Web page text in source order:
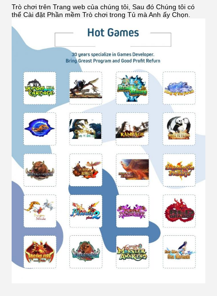
Trò chơi trên Trang web của chúng tôi, Sau đó Chúng tôi có
thể Cài đặt Phần mềm Trò chơi trong Tủ mà Anh ấy Chọn.